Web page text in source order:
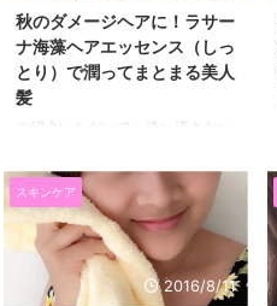
にかわいくてすぐに欲しくなっち
ゃいました(*^^)v 友達へのプレゼ
ントにもよさそう(*'ω'*) 発色も試
してみたので詳しく紹介します♪
カイリジュメイのティントリップ
塗るところにお花と金粉が入って
...
秋のダメージヘアに！ラサー
ナ海藻ヘアエッセンス（しっ
とり）で潤ってまとまる美人
髪
ご紹介いただいて、洗い流さない
ナ）の海藻ヘアエッセンス（しっ
とり）を使い始めました♪ ラサー
ナの海藻ヘアエッセンスは、 ８
年連続国内売上No.1で、販売累計
1200万本を突破している人気ヘア
ケアアイテムなんです(*^▽^*)
スキンケア
2016/8/11